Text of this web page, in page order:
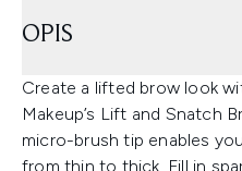
OPIS
Create a lifted brow look
Makeup’s Lift and Snatch
micro-brush tip enables
from thin to thick. Fill in